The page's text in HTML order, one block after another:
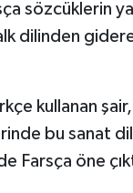
sözcüklerin
dilinden
kullanan
bu sanat
Farsça öne